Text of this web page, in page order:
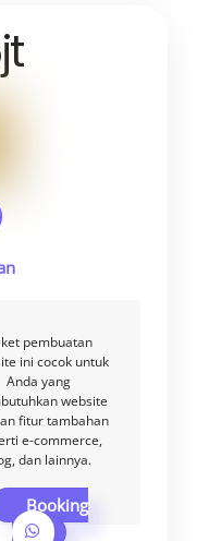
pembuatan
ini cocok untuk
Anda yang
website
fitur tambahan
e-commerce,
dan lainnya.
Booking